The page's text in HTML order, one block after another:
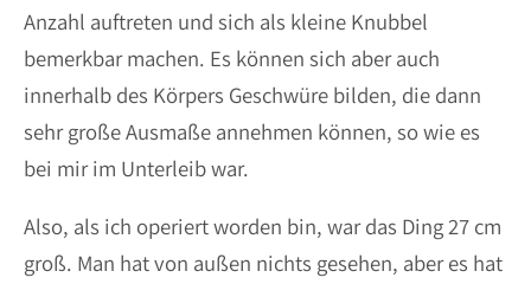
Anzahl auftreten und sich als kleine Knubbel
bemerkbar machen. Es können sich aber auch
innerhalb des Körpers Geschwüre bilden, die dann
sehr große Ausmaße annehmen können, so wie es
bei mir im Unterleib war.
Also, als ich operiert worden bin, war das Ding 27 cm
groß. Man hat von außen nichts gesehen, aber es hat